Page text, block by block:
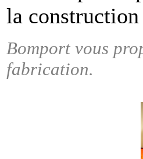
la
Bomport vous
fabrication.